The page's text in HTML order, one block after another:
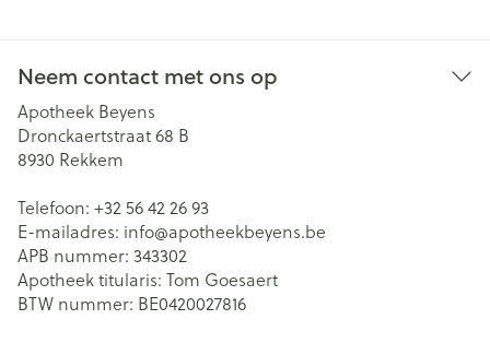
Neem contact met ons op
Apotheek Beyens
Dronckaertstraat 68 B
8930 Rekkem
Telefoon: +32 56 42 26 93
E-mailadres: info@apotheekbeyens.be
APB nummer: 343302
Apotheek titularis: Tom Goesaert
BTW nummer: BE0420027816